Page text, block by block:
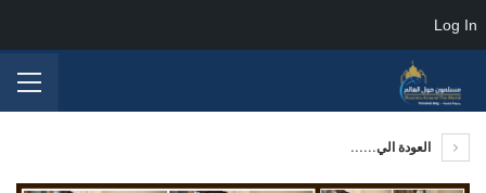
العودة الي......
Log In